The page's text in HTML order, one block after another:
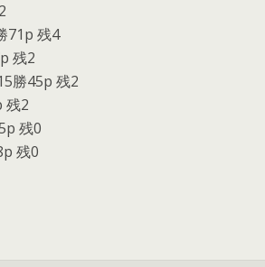
71p 残4
残2
勝45p 残2
残2
残0
残0